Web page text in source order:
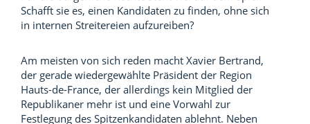
Schafft sie es, einen Kandidaten zu finden, ohne sich
in internen Streitereien aufzureiben?
Am meisten von sich reden macht Xavier Bertrand,
der gerade wiedergewählte Präsident der Region
Hauts-de-France, der allerdings kein Mitglied der
Republikaner mehr ist und eine Vorwahl zur
Festlegung des Spitzenkandidaten ablehnt. Neben